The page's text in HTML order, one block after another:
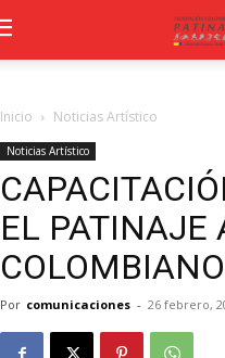
Inicio Noticias Artístico
Noticias Artístico
EL PATINAJE
COLOMBIANO
Por comunicaciones - 26 febrero,